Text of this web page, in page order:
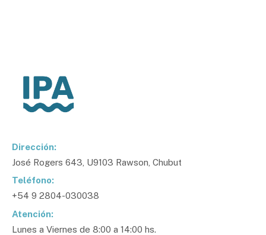
Dirección:
José Rogers 643, U9103 Rawson, Chubut
Teléfono:
+54 9 2804-030038
Atención:
Lunes a Viernes de 8:00 a 14:00 hs.